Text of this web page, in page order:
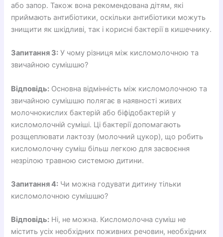
або запор. Також вона рекомендована дітям, які
приймають антибіотики, оскільки антибіотики можуть
знищити як шкідливі, так і корисні бактерії в кишечнику.
Запитання 3: У чому різниця між кисломолочною та
звичайною сумішшю?
Відповідь: Основна відмінність між кисломолочною та
звичайною сумішшю полягає в наявності живих
молочнокислих бактерій або біфідобактерій у
кисломолочній суміші. Ці бактерії допомагають
розщеплювати лактозу (молочний цукор), що робить
кисломолочну суміш більш легкою для засвоєння
незрілою травною системою дитини.
Запитання 4: Чи можна годувати дитину тільки
кисломолочною сумішшю?
Відповідь: Ні, не можна. Кисломолочна суміш не
містить усіх необхідних поживних речовин, необхідних